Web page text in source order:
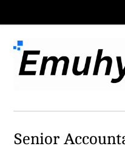
Senior